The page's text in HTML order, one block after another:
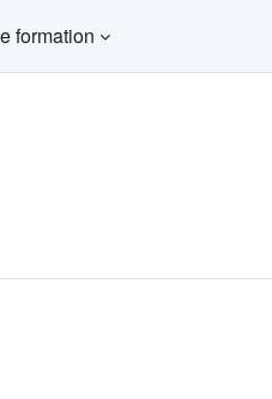
formation